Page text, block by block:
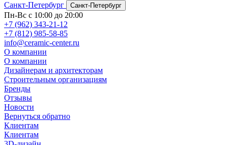
Санкт-Петербург
Санкт-Петербург
Пн-Вс с 10:00 до 20:00
+7 (962) 343-21-12
+7 (812) 985-58-85
info@ceramic-center.ru
О компании
О компании
Дизайнерам и архитекторам
Строительным организациям
Бренды
Отзывы
Новости
Вернуться обратно
Клиентам
Клиентам